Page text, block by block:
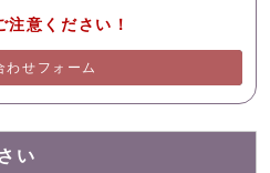
意ください！
わせフォーム
い